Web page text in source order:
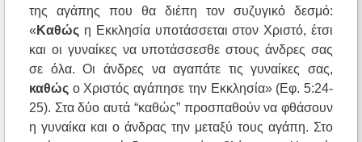
της αγάπης που θα διέπη τον συζυγικό δεσμό:
« Καθώς η Εκκλησία υποτάσσεται στον Χριστό, έτσι
και οι γυναίκες να υποτάσσεσθε στους άνδρες σας
σε όλα. Οι άνδρες να αγαπάτε τις γυναίκες σας,
καθώς ο Χριστός αγάπησε την Εκκλησία» (Εφ. 5:24-
25). Στα δύο αυτά “καθώς” προσπαθούν να φθάσουν
η γυναίκα και ο άνδρας την μεταξύ τους αγάπη. Στο